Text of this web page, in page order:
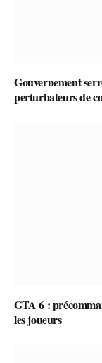
Gouvernement
perturbateurs de
GTA 6 :
les joueurs